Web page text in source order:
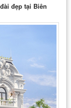
đẹp tại Biên